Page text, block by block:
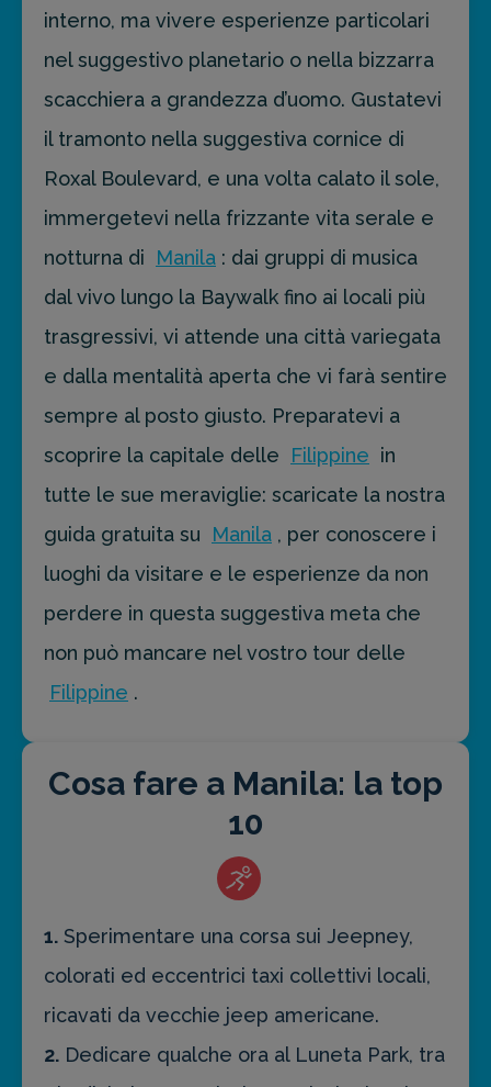
interno, ma vivere esperienze particolari
nel suggestivo planetario o nella bizzarra
scacchiera a grandezza d’uomo. Gustatevi
il tramonto nella suggestiva cornice di
Roxal Boulevard, e una volta calato il sole,
immergetevi nella frizzante vita serale e
notturna di
Manila : dai gruppi di musica
dal vivo lungo la Baywalk fino ai locali più
trasgressivi, vi attende una città variegata
e dalla mentalità aperta che vi farà sentire
sempre al posto giusto. Preparatevi a
scoprire la capitale delle
Filippine in
tutte le sue meraviglie: scaricate la nostra
guida gratuita su
Manila , per conoscere i
luoghi da visitare e le esperienze da non
perdere in questa suggestiva meta che
non può mancare nel vostro tour delle
Filippine .
Cosa fare a Manila: la top
10
1. Sperimentare una corsa sui Jeepney,
colorati ed eccentrici taxi collettivi locali,
ricavati da vecchie jeep americane.
2. Dedicare qualche ora al Luneta Park, tra